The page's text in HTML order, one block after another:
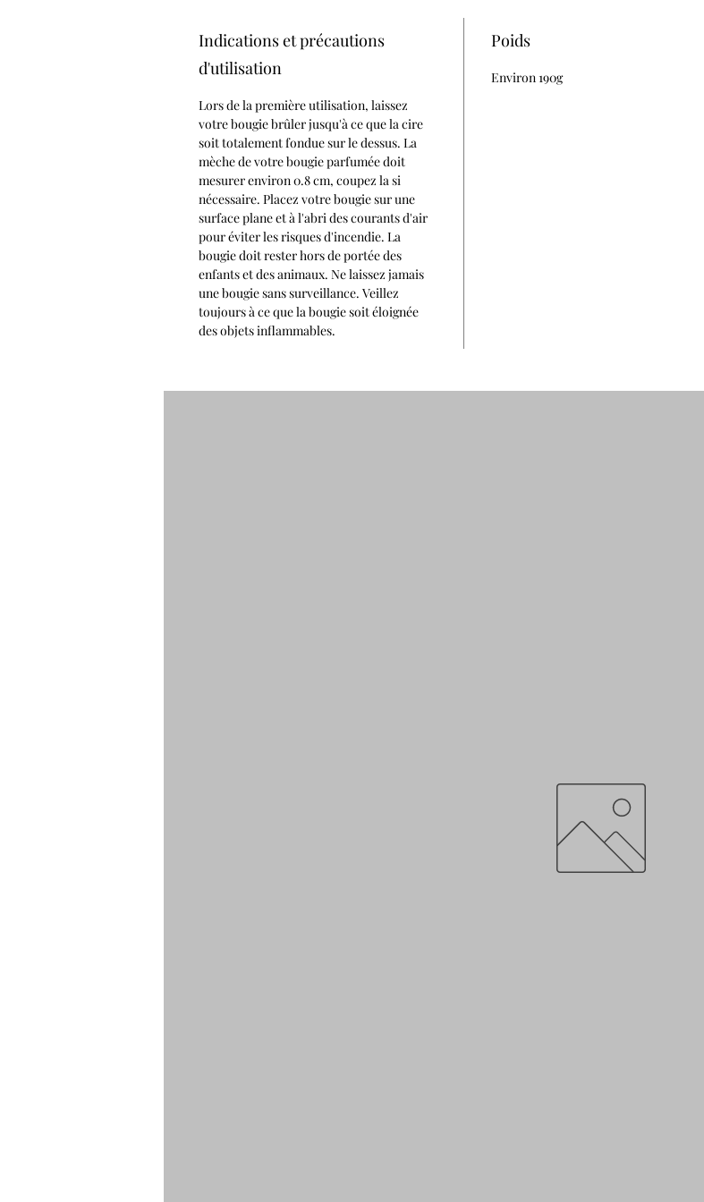
Indications et précautions
d'utilisation
Lors de la première utilisation, laissez
votre bougie brûler jusqu'à ce que la cire
soit totalement fondue sur le dessus. La
mèche de votre bougie parfumée doit
mesurer environ 0.8 cm, coupez la si
nécessaire. Placez votre bougie sur une
surface plane et à l'abri des courants d'air
pour éviter les risques d'incendie. La
bougie doit rester hors de portée des
enfants et des animaux. Ne laissez jamais
une bougie sans surveillance. Veillez
toujours à ce que la bougie soit éloignée
des objets inflammables.
Poids
Environ 190g